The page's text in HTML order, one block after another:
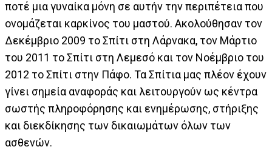
ποτέ μια γυναίκα μόνη σε αυτήν την περιπέτεια που
ονομάζεται καρκίνος του μαστού. Ακολούθησαν τον
Δεκέμβριο 2009 το Σπίτι στη Λάρνακα, τον Μάρτιο
του 2011 το Σπίτι στη Λεμεσό και τον Νοέμβριο του
2012 το Σπίτι στην Πάφο. Τα Σπίτια μας πλέον έχουν
γίνει σημεία αναφοράς και λειτουργούν ως κέντρα
σωστής πληροφόρησης και ενημέρωσης, στήριξης
και διεκδίκησης των δικαιωμάτων όλων των
ασθενών.